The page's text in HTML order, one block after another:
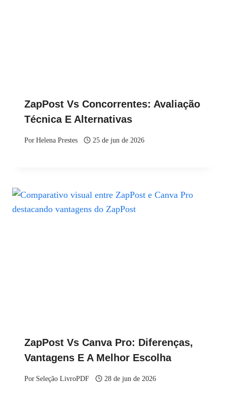
ZapPost Vs Concorrentes: Avaliação
Técnica E Alternativas
PorHelena Prestes 25 de jun de 2026
ZapPost Vs Canva Pro: Diferenças,
Vantagens E A Melhor Escolha
Por Seleção LivroPDF 28 de jun de 2026